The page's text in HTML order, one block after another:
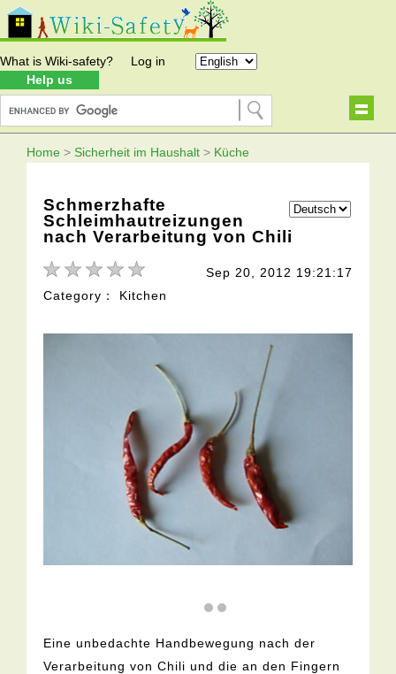
What is Wiki-safety?
Help us
Log in
Home > Sicherheit im Haushalt > Küche
Schmerzhafte
Schleimhautreizungen
nach Verarbeitung von Chili
Sep 20, 2012 19:21:17
Category： Kitchen
Eine unbedachte Handbewegung nach der
Verarbeitung von Chili und die an den Fingern